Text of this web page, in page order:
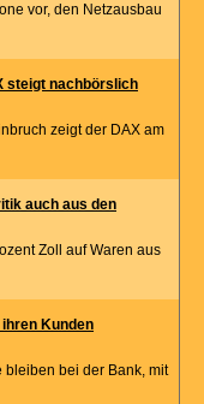
vor, den Netzausbau
steigt nachbörslich
zeigt der DAX am
auch aus den
Zoll auf Waren aus
Kunden
bleiben bei der Bank, mit